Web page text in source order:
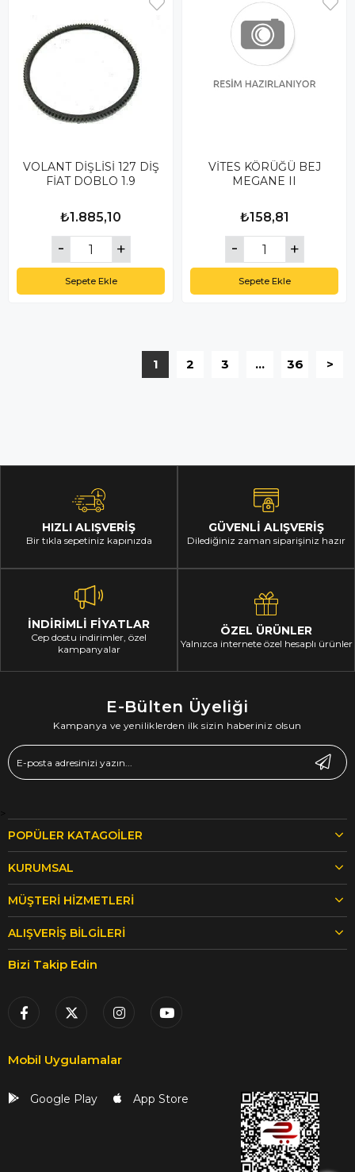
VOLANT DİŞLİSİ 127 DİŞ
FİAT DOBLO 1.9
₺1.885,10
Sepete Ekle
VİTES KÖRÜĞÜ BEJ
MEGANE II
₺158,81
Sepete Ekle
1 2 3 ... 36 >
HIZLI ALIŞVERİŞ
Bir tıkla sepetiniz kapınızda
GÜVENLİ ALIŞVERİŞ
Dilediğiniz zaman siparişiniz hazır
İNDİRİMLİ FİYATLAR
Cep dostu indirimler, özel
kampanyalar
ÖZEL ÜRÜNLER
Yalnızca internete özel hesaplı ürünler
E-Bülten Üyeliği
Kampanya ve yeniliklerden ilk sizin haberiniz olsun
POPÜLER KATAGOİLER
KURUMSAL
MÜŞTERİ HİZMETLERİ
ALIŞVERİŞ BİLGİLERİ
Bizi Takip Edin
Mobil Uygulamalar
Google Play App Store